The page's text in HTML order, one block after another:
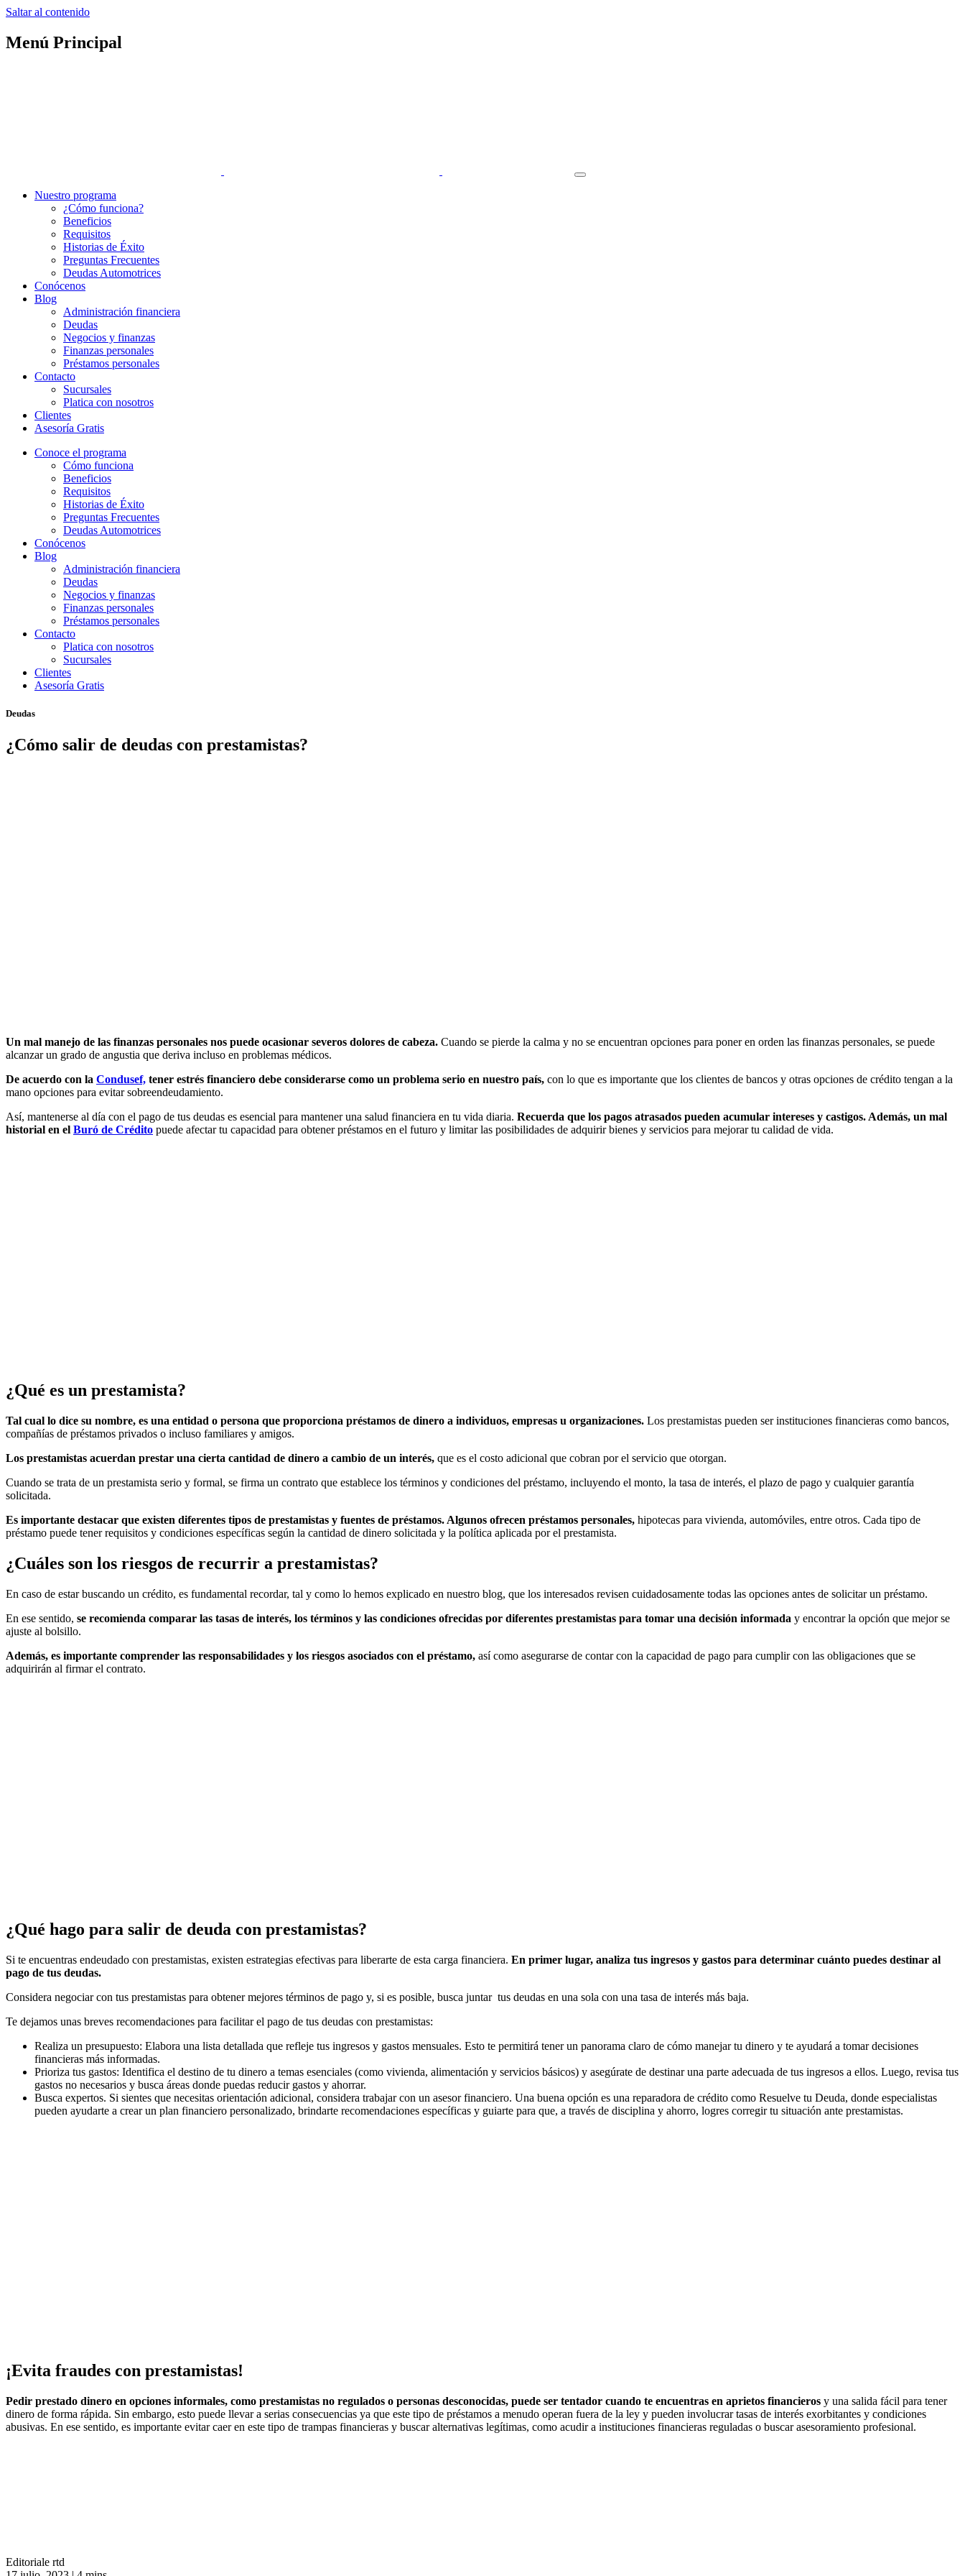
Saltar al contenido
Menú Principal
Nuestro programa
¿Cómo funciona?
Beneficios
Requisitos
Historias de Éxito
Preguntas Frecuentes
Deudas Automotrices
Conócenos
Blog
Administración financiera
Deudas
Negocios y finanzas
Finanzas personales
Préstamos personales
Contacto
Sucursales
Platica con nosotros
Clientes
Asesoría Gratis
Conoce el programa
Cómo funciona
Beneficios
Requisitos
Historias de Éxito
Preguntas Frecuentes
Deudas Automotrices
Conócenos
Blog
Administración financiera
Deudas
Negocios y finanzas
Finanzas personales
Préstamos personales
Contacto
Platica con nosotros
Sucursales
Clientes
Asesoría Gratis
Deudas
¿Cómo salir de deudas con prestamistas?
Un mal manejo de las finanzas personales nos puede ocasionar severos dolores de cabeza. Cuando se pierde la calma y no se encuentran opciones para poner en orden las finanzas personales, se puede
alcanzar un grado de angustia que deriva incluso en problemas médicos.
De acuerdo con la Condusef, tener estrés financiero debe considerarse como un problema serio en nuestro país, con lo que es importante que los clientes de bancos y otras opciones de crédito tengan a la
mano opciones para evitar sobreendeudamiento.
Así, mantenerse al día con el pago de tus deudas es esencial para mantener una salud financiera en tu vida diaria. Recuerda que los pagos atrasados pueden acumular intereses y castigos. Además, un mal
historial en el Buró de Crédito puede afectar tu capacidad para obtener préstamos en el futuro y limitar las posibilidades de adquirir bienes y servicios para mejorar tu calidad de vida.
¿Qué es un prestamista?
Tal cual lo dice su nombre, es una entidad o persona que proporciona préstamos de dinero a individuos, empresas u organizaciones. Los prestamistas pueden ser instituciones financieras como bancos,
compañías de préstamos privados o incluso familiares y amigos.
Los prestamistas acuerdan prestar una cierta cantidad de dinero a cambio de un interés, que es el costo adicional que cobran por el servicio que otorgan.
Cuando se trata de un prestamista serio y formal, se firma un contrato que establece los términos y condiciones del préstamo, incluyendo el monto, la tasa de interés, el plazo de pago y cualquier garantía
solicitada.
Es importante destacar que existen diferentes tipos de prestamistas y fuentes de préstamos. Algunos ofrecen préstamos personales, hipotecas para vivienda, automóviles, entre otros. Cada tipo de
préstamo puede tener requisitos y condiciones específicas según la cantidad de dinero solicitada y la política aplicada por el prestamista.
¿Cuáles son los riesgos de recurrir a prestamistas?
En caso de estar buscando un crédito, es fundamental recordar, tal y como lo hemos explicado en nuestro blog, que los interesados revisen cuidadosamente todas las opciones antes de solicitar un préstamo.
En ese sentido, se recomienda comparar las tasas de interés, los términos y las condiciones ofrecidas por diferentes prestamistas para tomar una decisión informada y encontrar la opción que mejor se
ajuste al bolsillo.
Además, es importante comprender las responsabilidades y los riesgos asociados con el préstamo, así como asegurarse de contar con la capacidad de pago para cumplir con las obligaciones que se
adquirirán al firmar el contrato.
¿Qué hago para salir de deuda con prestamistas?
Si te encuentras endeudado con prestamistas, existen estrategias efectivas para liberarte de esta carga financiera. En primer lugar, analiza tus ingresos y gastos para determinar cuánto puedes destinar al
pago de tus deudas.
Considera negociar con tus prestamistas para obtener mejores términos de pago y, si es posible, busca juntar tus deudas en una sola con una tasa de interés más baja.
Te dejamos unas breves recomendaciones para facilitar el pago de tus deudas con prestamistas:
Realiza un presupuesto: Elabora una lista detallada que refleje tus ingresos y gastos mensuales. Esto te permitirá tener un panorama claro de cómo manejar tu dinero y te ayudará a tomar decisiones
financieras más informadas.
Prioriza tus gastos: Identifica el destino de tu dinero a temas esenciales (como vivienda, alimentación y servicios básicos) y asegúrate de destinar una parte adecuada de tus ingresos a ellos. Luego, revisa tus
gastos no necesarios y busca áreas donde puedas reducir gastos y ahorrar.
Busca expertos. Si sientes que necesitas orientación adicional, considera trabajar con un asesor financiero. Una buena opción es una reparadora de crédito como Resuelve tu Deuda, donde especialistas
pueden ayudarte a crear un plan financiero personalizado, brindarte recomendaciones específicas y guiarte para que, a través de disciplina y ahorro, logres corregir tu situación ante prestamistas.
¡Evita fraudes con prestamistas!
Pedir prestado dinero en opciones informales, como prestamistas no regulados o personas desconocidas, puede ser tentador cuando te encuentras en aprietos financieros y una salida fácil para tener
dinero de forma rápida. Sin embargo, esto puede llevar a serias consecuencias ya que este tipo de préstamos a menudo operan fuera de la ley y pueden involucrar tasas de interés exorbitantes y condiciones
abusivas. En ese sentido, es importante evitar caer en este tipo de trampas financieras y buscar alternativas legítimas, como acudir a instituciones financieras reguladas o buscar asesoramiento profesional.
Editoriale rtd